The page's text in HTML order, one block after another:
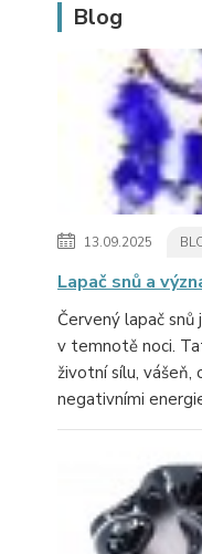
Blog
13.09.2025
Lapač snů a
Červený lapač
v temnotě noci.
životní sílu, vášeň,
negativními